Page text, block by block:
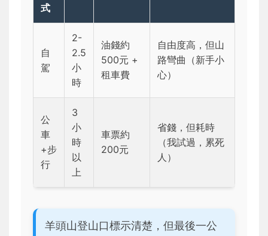
式
自
駕
2-
2.5
小
時
油錢約
500元 +
租車費
自由度高，但山
路彎曲（新手小
心）
公
車
+步
行
3
小
時
以
上
車票約
200元
省錢，但耗時
（我試過，累死
人）
羊頭山登山口標示清楚，但最後一公